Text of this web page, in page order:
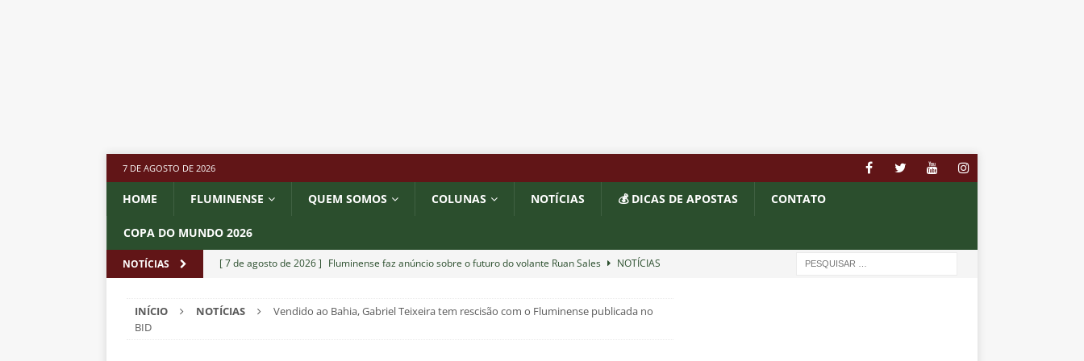
7 DE AGOSTO DE 2026
HOME FLUMINENSE QUEM SOMOS COLUNAS NOTÍCIAS 💰 DICAS DE APOSTAS CONTATO
COPA DO MUNDO 2026
NOTÍCIAS [ 7 de agosto de 2026 ] Fluminense faz anúncio sobre o futuro do volante Ruan Sales
NOTÍCIAS
Fluminense revelam toxicidade política e acendem sinal vermelho para fraude eleitoral
INÍCIO NOTÍCIAS
Vendido ao Bahia, Gabriel Teixeira tem rescisão com o Fluminense publicada no
BID